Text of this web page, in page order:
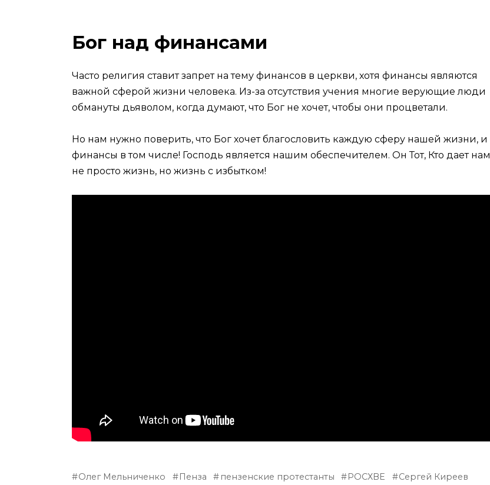
Бог над финансами
Часто религия ставит запрет на тему финансов в церкви, хотя финансы являются
важной сферой жизни человека. Из-за отсутствия учения многие верующие люди
обмануты дьяволом, когда думают, что Бог не хочет, чтобы они процветали.
Но нам нужно поверить, что Бог хочет благословить каждую сферу нашей жизни, и
финансы в том числе! Господь является нашим обеспечителем. Он Тот, Кто дает нам
не просто жизнь, но жизнь с избытком!
Олег Мельниченко Пенза пензенские протестанты РОСХВЕ Сергей Киреев